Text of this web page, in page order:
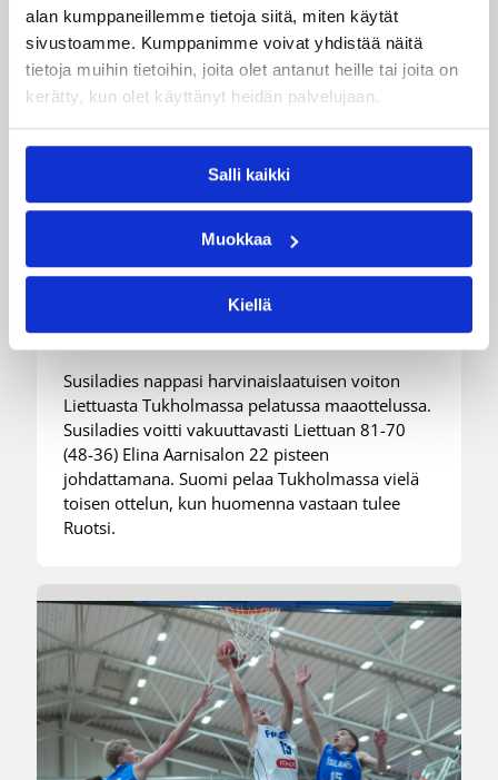
alan kumppaneillemme tietoja siitä, miten käytät
sivustoamme. Kumppanimme voivat yhdistää näitä
tietoja muihin tietoihin, joita olet antanut heille tai joita on
kerätty, kun olet käyttänyt heidän palvelujaan.
Salli kaikki
Muokkaa
Kiellä
Susiladiesin puolustus rautaa
Tukholmassa –
harvinaislaatuinen voitto
Liettuasta
Susiladies nappasi harvinaislaatuisen voiton
Liettuasta Tukholmassa pelatussa maaottelussa.
Susiladies voitti vakuuttavasti Liettuan 81-70
(48-36) Elina Aarnisalon 22 pisteen
johdattamana. Suomi pelaa Tukholmassa vielä
toisen ottelun, kun huomenna vastaan tulee
Ruotsi.